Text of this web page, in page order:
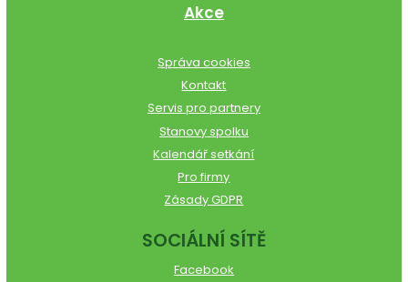
Akce
Správa cookies
Kontakt
Servis pro partnery
Stanovy spolku
Kalendář setkání
Pro firmy
Zásady GDPR
SOCIÁLNÍ SÍTĚ
Facebook